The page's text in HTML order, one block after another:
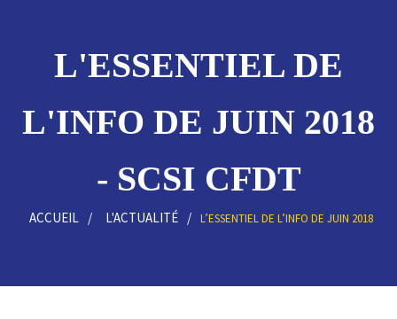
L'ESSENTIEL DE
L'INFO DE JUIN 2018
- SCSI CFDT
ACCUEIL L'ACTUALITÉ L’ESSENTIEL DE L’INFO DE JUIN 2018